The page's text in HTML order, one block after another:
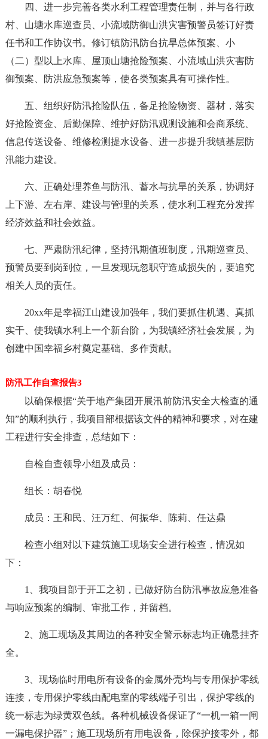
四、进一步完善各类水利工程管理责任制，并与各行政
村、山塘水库巡查员、小流域防御山洪灾害预警员签订好责
任书和工作协议书。修订镇防汛防台抗旱总体预案、小
（二）型以上水库、屋顶山塘抢险预案、小流域山洪灾害防
御预案、防洪应急预案等，使各类预案具有可操作性。
五、组织好防汛抢险队伍，备足抢险物资、器材，落实
好抢险资金、后勤保障、维护好防汛观测设施和会商系统、
信息传送设备、维修检测提水设备、进一步提升我镇基层防
汛能力建设。
六、正确处理养鱼与防汛、蓄水与抗旱的关系，协调好
上下游、左右岸、建设与管理的关系，使水利工程充分发挥
经济效益和社会效益。
七、严肃防汛纪律，坚持汛期值班制度，汛期巡查员、
预警员要到岗到位，一旦发现玩忽职守造成损失的，要追究
相关人员的责任。
20xx年是幸福江山建设加强年，我们要抓住机遇、真抓
实干、使我镇水利上一个新台阶，为我镇经济社会发展，为
创建中国幸福乡村奠定基础、多作贡献。
防汛工作自查报告3
以确保根据“关于地产集团开展汛前防汛安全大检查的通
知”的顺利执行，我项目部根据该文件的精神和要求，对在建
工程进行安全排查，总结如下：
自检自查领导小组及成员：
组长：胡春悦
成员：王和民、汪万红、何振华、陈莉、任达鼎
检查小组对以下建筑施工现场安全进行检查，情况如
下：
1、我项目部于开工之初，已做好防台防汛事故应急准备
与响应预案的编制、审批工作，并留档。
2、施工现场及其周边的各种安全警示标志均正确悬挂齐
全。
3、现场临时用电所有设备的金属外壳均与专用保护零线
连接，专用保护零线由配电室的零线端子引出，保护零线的
统一标志为绿黄双色线。各种机械设备保证了“一机一箱一闸
一漏电保护器”；施工现场所有用电设备，除保护接零外，都